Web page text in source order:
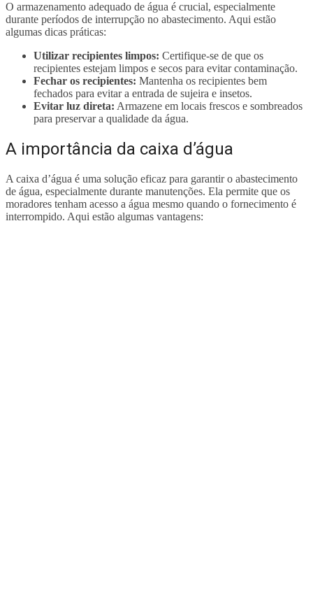
O armazenamento adequado de água é crucial, especialmente
durante períodos de interrupção no abastecimento. Aqui estão
algumas dicas práticas:
Utilizar recipientes limpos: Certifique-se de que os
recipientes estejam limpos e secos para evitar contaminação.
Fechar os recipientes: Mantenha os recipientes bem
fechados para evitar a entrada de sujeira e insetos.
Evitar luz direta: Armazene em locais frescos e sombreados
para preservar a qualidade da água.
A importância da caixa d’água
A caixa d’água é uma solução eficaz para garantir o abastecimento
de água, especialmente durante manutenções. Ela permite que os
moradores tenham acesso a água mesmo quando o fornecimento é
interrompido. Aqui estão algumas vantagens: